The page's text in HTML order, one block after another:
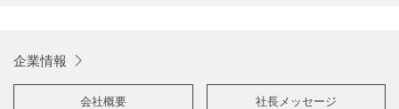
センコーグループホールディングス、日本プロゴルフ選手権に冠
企業情報
会社概要 社長メッセージ